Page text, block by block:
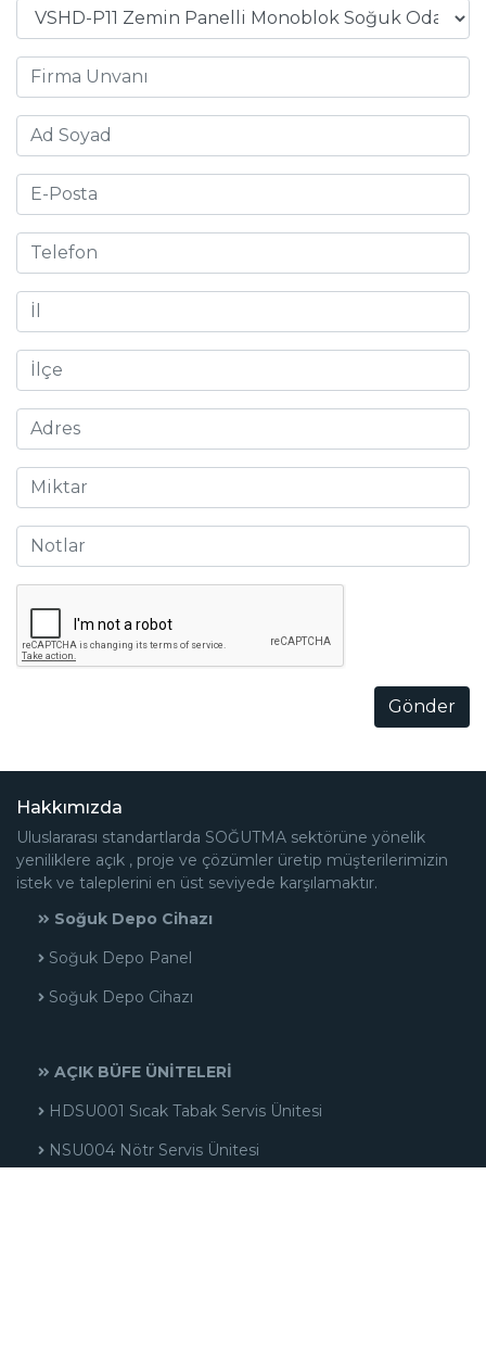
Gönder
Hakkımızda
Uluslararası standartlarda SOĞUTMA sektörüne yönelik
yeniliklere açık , proje ve çözümler üretip müşterilerimizin
istek ve taleplerini en üst seviyede karşılamaktır.
Soğuk Depo Cihazı
Soğuk Depo Panel
Soğuk Depo Cihazı
AÇIK BÜFE ÜNİTELERİ
HDSU001 Sıcak Tabak Servis Ünitesi
NSU004 Nötr Servis Ünitesi